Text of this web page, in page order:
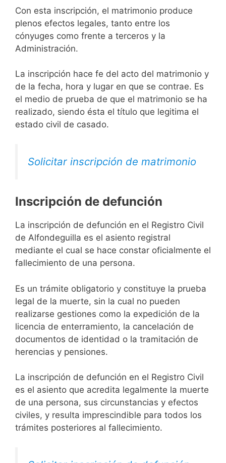
Con esta inscripción, el matrimonio produce
plenos efectos legales, tanto entre los
cónyuges como frente a terceros y la
Administración.
La inscripción hace fe del acto del matrimonio y
de la fecha, hora y lugar en que se contrae. Es
el medio de prueba de que el matrimonio se ha
realizado, siendo ésta el título que legitima el
estado civil de casado.
Solicitar inscripción de matrimonio
Inscripción de defunción
La inscripción de defunción en el Registro Civil
de Alfondeguilla es el asiento registral
mediante el cual se hace constar oficialmente el
fallecimiento de una persona.
Es un trámite obligatorio y constituye la prueba
legal de la muerte, sin la cual no pueden
realizarse gestiones como la expedición de la
licencia de enterramiento, la cancelación de
documentos de identidad o la tramitación de
herencias y pensiones.
La inscripción de defunción en el Registro Civil
es el asiento que acredita legalmente la muerte
de una persona, sus circunstancias y efectos
civiles, y resulta imprescindible para todos los
trámites posteriores al fallecimiento.